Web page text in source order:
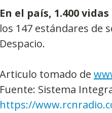
En el país, 1.400
los 147 estándares de
Despacio.
Articulo tomado de
Fuente: Sistema
https://